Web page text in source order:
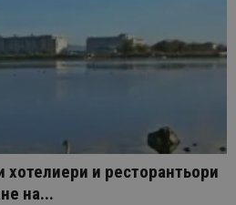
и ресторантьори
на...